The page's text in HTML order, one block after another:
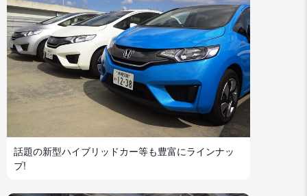
話題の新型ハイブリッドカー等も豊富にラインナッ
プ!